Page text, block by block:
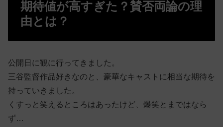
期待値が高すぎた？賛否両論の理
由とは？
公開日に観に行ってきました。
三谷監督作品好きなのと、豪華なキャストに相当な期待を
持っていきました。
くすっと笑えるところはあったけど、爆笑とまではなら
ず…